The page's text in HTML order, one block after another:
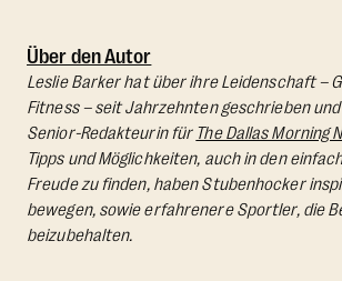
Über den Autor
Leslie Barker hat über ihre Leidenschaft –
Fitness – seit Jahrzehnten geschrieben
Senior-Redakteurin für The Dallas Morning
Tipps und Möglichkeiten, auch in den
Freude zu finden, haben Stubenhocker
bewegen, sowie erfahrenere Sportler, die
beizubehalten.